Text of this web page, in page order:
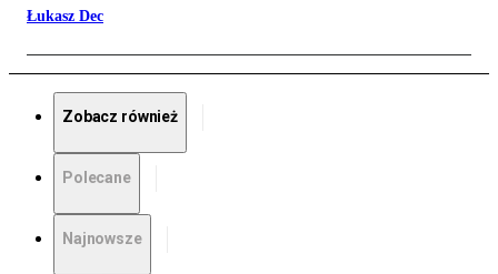
Łukasz Dec
Zobacz również
Polecane
Najnowsze